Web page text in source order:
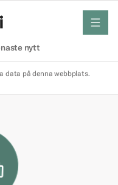
nytt
meny
data på denna webbplats.